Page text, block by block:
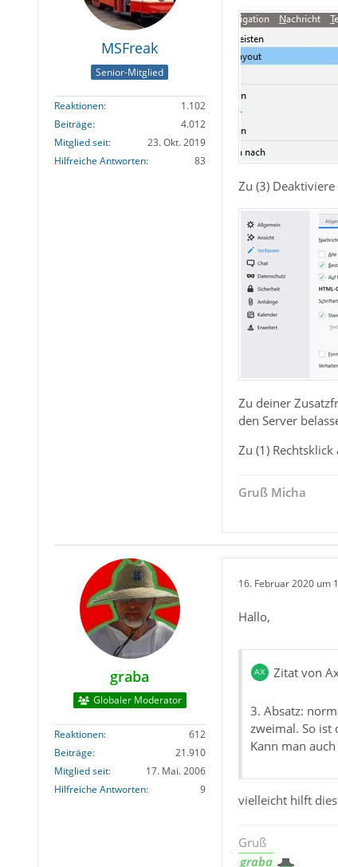
MSFreak
Senior-Mitglied
Reaktionen
1.102
Beiträge
4.012
Mitglied seit
23. Okt. 2019
Hilfreiche Antworten
83
Zu (3)
Zu deiner
den Server
Zu (1)
Gruß Micha
graba
Globaler Moderator
Reaktionen
612
Beiträge
21.910
Mitglied seit
17. Mai. 2006
Hilfreiche Antworten
9
16. Februar 2020 um
Hallo,
Zitat von
3. Absatz:
zweimal. So ist
Kann man
vielleicht hilft
Gruß
graba